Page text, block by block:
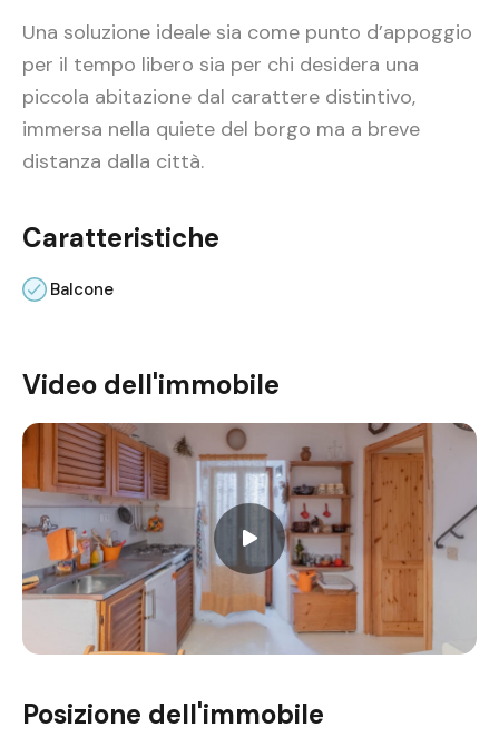
Una soluzione ideale sia come punto d’appoggio
per il tempo libero sia per chi desidera una
piccola abitazione dal carattere distintivo,
immersa nella quiete del borgo ma a breve
distanza dalla città.
Caratteristiche
Balcone
Video dell'immobile
Posizione dell'immobile